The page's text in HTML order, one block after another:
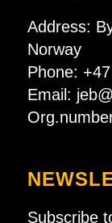
Address:
Norway
Phone:
Email:
Subscribe